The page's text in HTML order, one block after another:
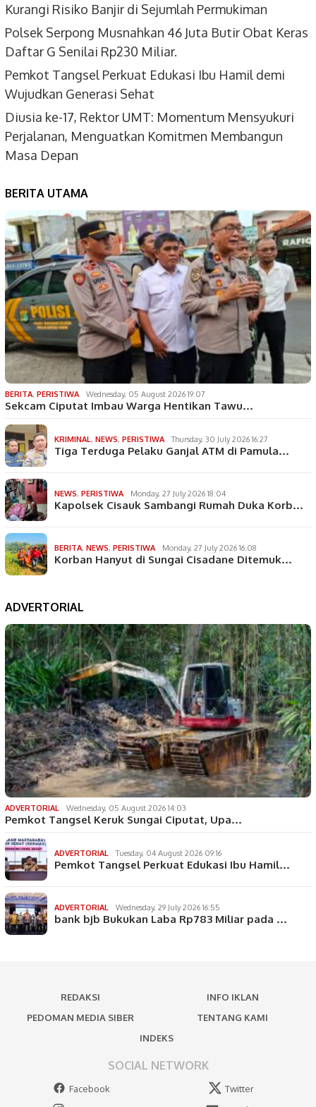
Kurangi Risiko Banjir di Sejumlah Permukiman
Polsek Serpong Musnahkan 46 Juta Butir Obat Keras
Daftar G Senilai Rp230 Miliar.
Pemkot Tangsel Perkuat Edukasi Ibu Hamil demi
Wujudkan Generasi Sehat
Diusia ke-17, Rektor UMT: Momentum Mensyukuri
Perjalanan, Menguatkan Komitmen Membangun
Masa Depan
BERITA UTAMA
BERITA, PERISTIWA Wednesday, 05 August 2026 19:07
Sekcam Ciputat Imbau Warga Hentikan Tawu…
KRIMINAL, NEWS, PERISTIWA Thursday, 30 July 2026 16:27
Tiga Terduga Pelaku Ganjal ATM di Pamula…
NEWS, PERISTIWA Monday, 27 July 2026 18:04
Kapolsek Cisauk Sambangi Rumah Duka Korb…
BERITA, NEWS, PERISTIWA Monday, 27 July 2026 16:08
Korban Hanyut di Sungai Cisadane Ditemuk…
ADVERTORIAL
ADVERTORIAL Wednesday, 05 August 2026 14:03
Pemkot Tangsel Keruk Sungai Ciputat, Upa…
ADVERTORIAL Tuesday, 04 August 2026 09:16
Pemkot Tangsel Perkuat Edukasi Ibu Hamil…
ADVERTORIAL Wednesday, 29 July 2026 16:55
bank bjb Bukukan Laba Rp783 Miliar pada …
REDAKSI
INFO IKLAN
PEDOMAN MEDIA SIBER
TENTANG KAMI
INDEKS
SOCIAL NETWORK
Facebook
Twitter